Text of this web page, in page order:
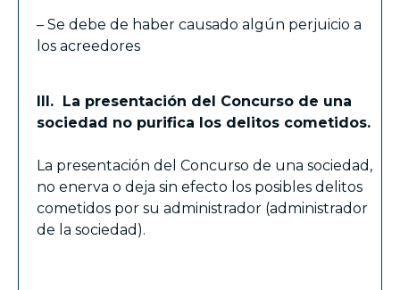
– Se debe de haber causado algún perjuicio a
los acreedores
III. La presentación del Concurso de una
sociedad no purifica los delitos cometidos.
La presentación del Concurso de una sociedad,
no enerva o deja sin efecto los posibles delitos
cometidos por su administrador (administrador
de la sociedad).